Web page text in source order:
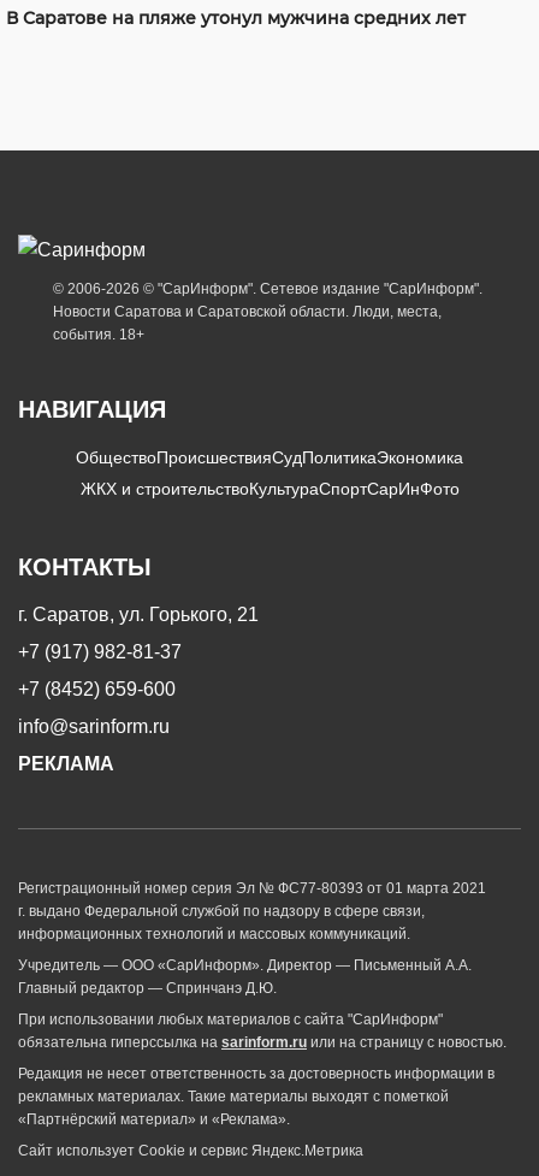
В Саратове на пляже утонул мужчина средних лет
© 2006-2026 © "СарИнформ". Сетевое издание "СарИнформ".
Новости Саратова и Саратовской области. Люди, места,
события. 18+
НАВИГАЦИЯ
ОбществоПроисшествияСудПолитикаЭкономика
ЖКХ и строительствоКультураСпортСарИнФото
КОНТАКТЫ
г. Саратов, ул. Горького, 21
+7 (917) 982-81-37
+7 (8452) 659-600
info@sarinform.ru
РЕКЛАМА
Регистрационный номер серия Эл № ФС77-80393 от 01 марта 2021
г. выдано Федеральной службой по надзору в сфере связи,
информационных технологий и массовых коммуникаций.
Учредитель — ООО «СарИнформ». Директор — Письменный А.А.
Главный редактор — Спринчанэ Д.Ю.
При использовании любых материалов с сайта "СарИнформ"
обязательна гиперссылка на sarinform.ru или на страницу с новостью.
Редакция не несет ответственность за достоверность информации в
рекламных материалах. Такие материалы выходят с пометкой
«Партнёрский материал» и «Реклама».
Сайт использует Cookie и сервиc Яндекс.Метрика